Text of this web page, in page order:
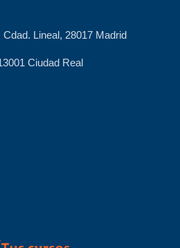
Lineal, 28017 Madrid
Ciudad Real